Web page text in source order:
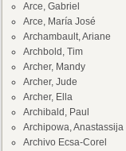
Arce, Gabriel
Arce, María José
Archambault, Ariane
Archbold, Tim
Archer, Mandy
Archer, Jude
Archer, Ella
Archibald, Paul
Archipowa, Anastassija
Archivo Ecsa-Corel